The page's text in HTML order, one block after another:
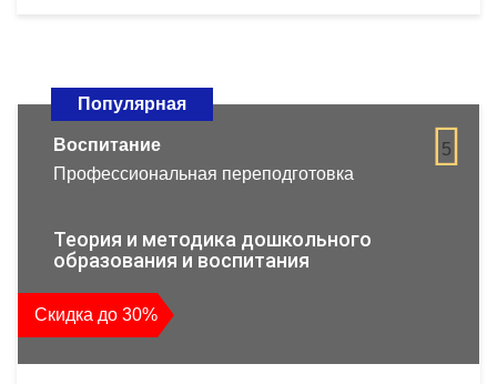
Популярная
5
Воспитание
Профессиональная переподготовка
Теория и методика дошкольного
образования и воспитания
Скидка до 30%